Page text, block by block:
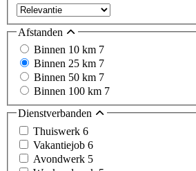
Afstanden
Binnen 10 km 7
Binnen 25 km 7
Binnen 50 km 7
Binnen 100 km 7
Dienstverbanden
Thuiswerk 6
Vakantiejob 6
Avondwerk 5